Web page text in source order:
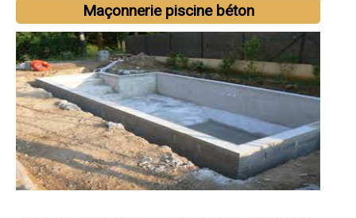
Maçonnerie piscine béton